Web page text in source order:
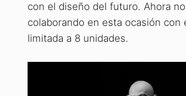
con el diseño del futuro. Ahora
colaborando en esta ocasión
limitada a 8 unidades.